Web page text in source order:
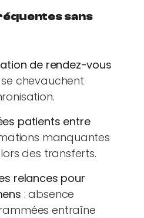
sans
de rendez-vous
chevauchent
patients entre
manquantes
des transferts.
relances pour
: absence
entraîne